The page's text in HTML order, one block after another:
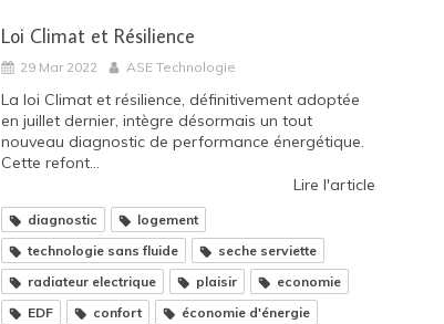
Loi Climat et Résilience
29 Mar 2022 ASE Technologie
La loi Climat et résilience, définitivement adoptée
en juillet dernier, intègre désormais un tout
nouveau diagnostic de performance énergétique.
Cette refont...
Lire l'article
diagnostic
logement
technologie sans fluide
seche serviette
radiateur electrique
plaisir
economie
EDF
confort
économie d'énergie